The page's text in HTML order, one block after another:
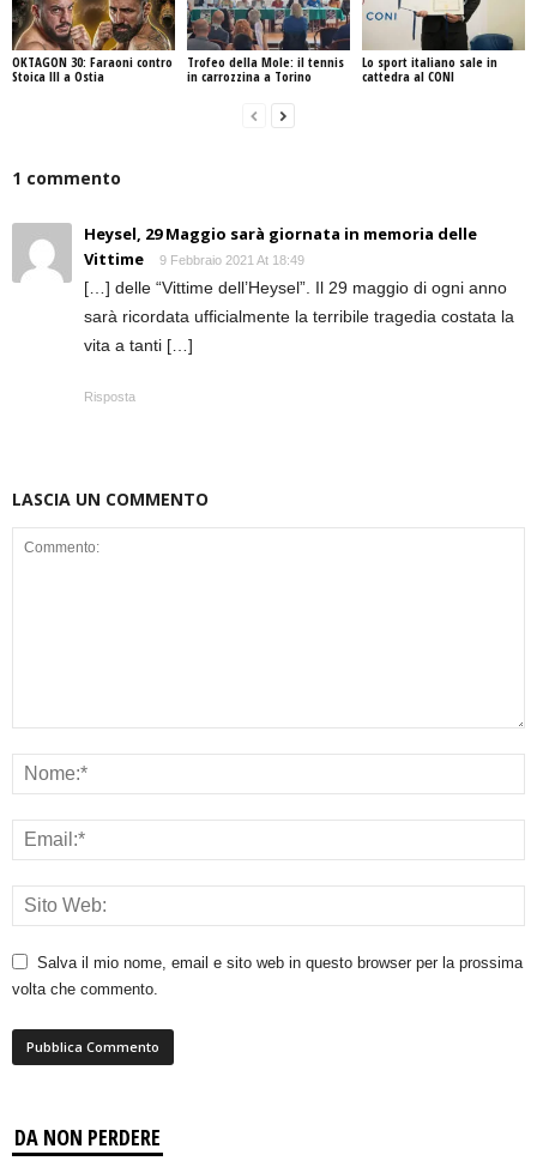
OKTAGON 30: Faraoni contro
Stoica III a Ostia
Trofeo della Mole: il tennis
in carrozzina a Torino
Lo sport italiano sale in
cattedra al CONI
1 commento
Heysel, 29 Maggio sarà giornata in memoria delle
Vittime
9 Febbraio 2021 At 18:49
[…] delle “Vittime dell’Heysel”. Il 29 maggio di ogni anno
sarà ricordata ufficialmente la terribile tragedia costata la
vita a tanti […]
Risposta
LASCIA UN COMMENTO
Salva il mio nome, email e sito web in questo browser per la prossima
volta che commento.
DA NON PERDERE